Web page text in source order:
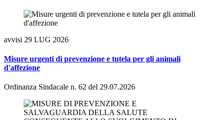
avvisi 29 LUG 2026
Misure urgenti di prevenzione e tutela per gli animali
d'affezione
Ordinanza Sindacale n. 62 del 29.07.2026